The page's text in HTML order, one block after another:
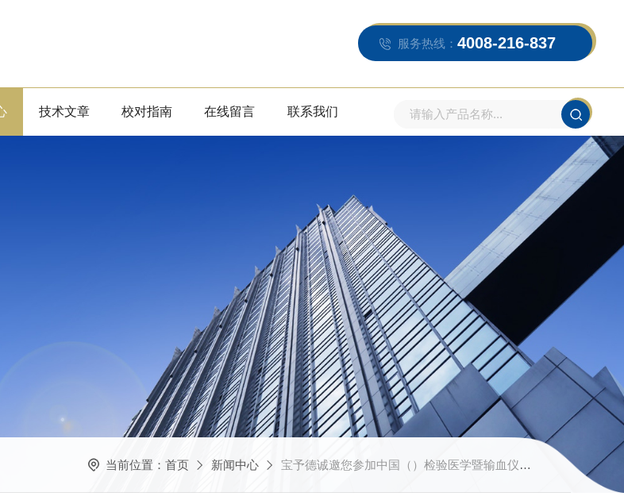
服务热线： 4008-216-837
技术文章 校对指南 在线留言 联系我们
当前位置： 首页 新闻中心 宝予德诚邀您参加中国（）检验医学暨输血仪器试剂博览会